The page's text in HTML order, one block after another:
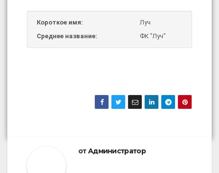
Короткое имя:
Луч
Среднее название:
ФК "Луч"
отАдминистратор